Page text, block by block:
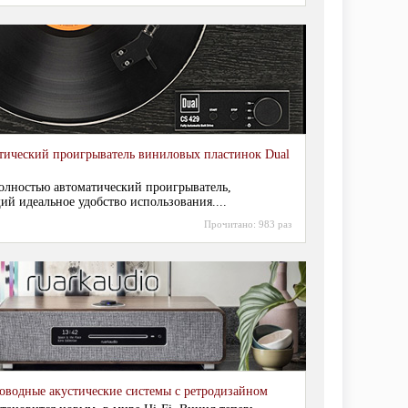
проигрыватель виниловых пластинок Dual
автоматический проигрыватель,
идеальное удобство использования....
Прочитано: 983 раз
акустические системы с ретродизайном